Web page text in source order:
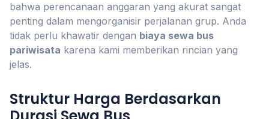
bahwa perencanaan anggaran yang akurat sangat
penting dalam mengorganisir perjalanan grup. Anda
tidak perlu khawatir dengan biaya sewa bus
pariwisata karena kami memberikan rincian yang
jelas.
Struktur Harga Berdasarkan